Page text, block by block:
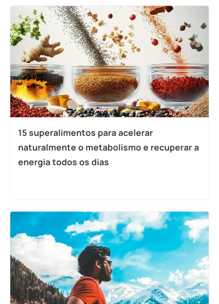
15 superalimentos para acelerar
naturalmente o metabolismo e recuperar a
energia todos os dias